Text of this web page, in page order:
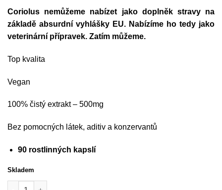
Coriolus nemůžeme nabízet jako doplněk stravy na
základě absurdní vyhlášky EU. Nabízíme ho tedy jako
veterinární přípravek. Zatím můžeme.
Top kvalita
Vegan
100% čistý extrakt – 500mg
Bez pomocných látek, aditiv a konzervantů
90 rostlinných kapslí
Skladem
Coriolus množství